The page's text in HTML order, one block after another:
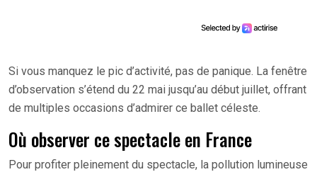
Si vous manquez le pic d’activité, pas de panique. La fenêtre
d’observation s’étend du 22 mai jusqu’au début juillet, offrant
de multiples occasions d’admirer ce ballet céleste.
Où observer ce spectacle en France
Pour profiter pleinement du spectacle, la pollution lumineuse